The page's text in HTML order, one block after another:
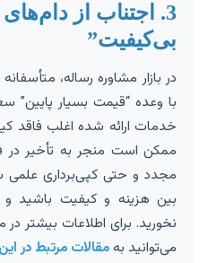
3. اجتناب از
بی‌کیفیت”
در بازار مشاوره رساله،
با وعده “قیمت بسیار پایین”
خدمات ارائه شده اغلب فاقد
ممکن است منجر به تأخیر در
مجدد و حتی کپی‌برداری علمی
بین هزینه و کیفیت باشید و
نخورید. برای اطلاعات بیشتر
می‌توانید بهمقالات مرتبط در